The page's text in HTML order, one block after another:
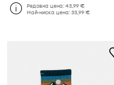
Редовна цена:43,99 €
Най-ниска цена:33,99 €